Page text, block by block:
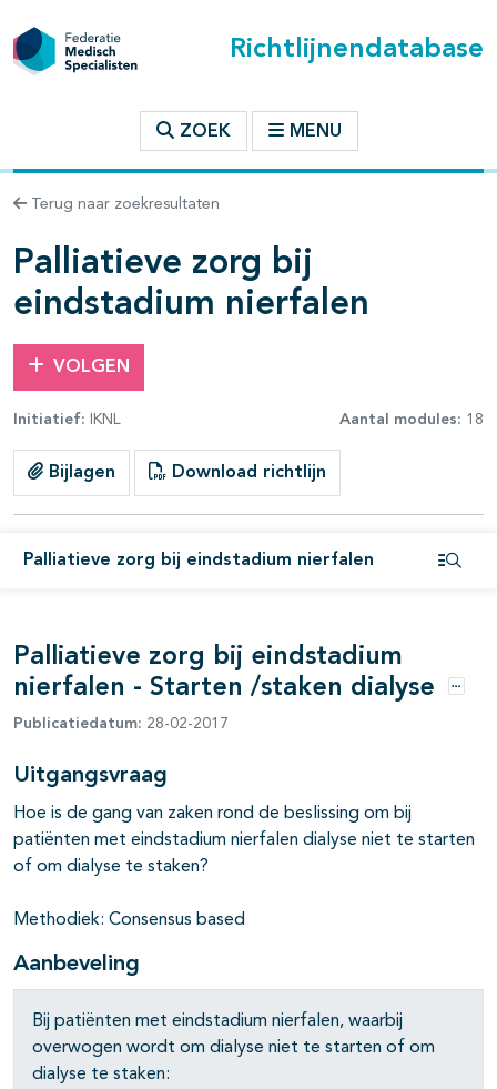
Richtlijnendatabase
ZOEK MENU
Terug naar zoekresultaten
Palliatieve zorg bij
eindstadium nierfalen
VOLGEN
Initiatief: IKNL Aantal modules: 18
Bijlagen Download richtlijn
Palliatieve zorg bij eindstadium nierfalen
binnen deze richtlijn
open- en dichtklappen
Palliatieve zorg bij eindstadium
nierfalen - Starten /staken dialyse
Opties
Publicatiedatum: 28-02-2017
Uitgangsvraag
Hoe is de gang van zaken rond de beslissing om bij
patiënten met eindstadium nierfalen dialyse niet te starten
of om dialyse te staken?
Methodiek: Consensus based
Aanbeveling
Bij patiënten met eindstadium nierfalen, waarbij
overwogen wordt om dialyse niet te starten of om
dialyse te staken: